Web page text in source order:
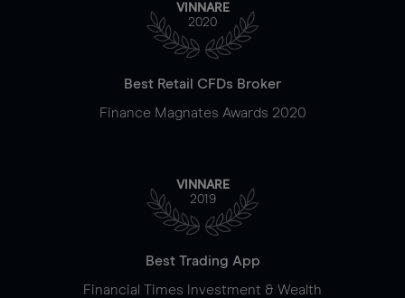
VINNARE
2020
Best Retail CFDs Broker
Finance Magnates Awards 2020
VINNARE
2019
Best Trading App
Financial Times Investment & Wealth